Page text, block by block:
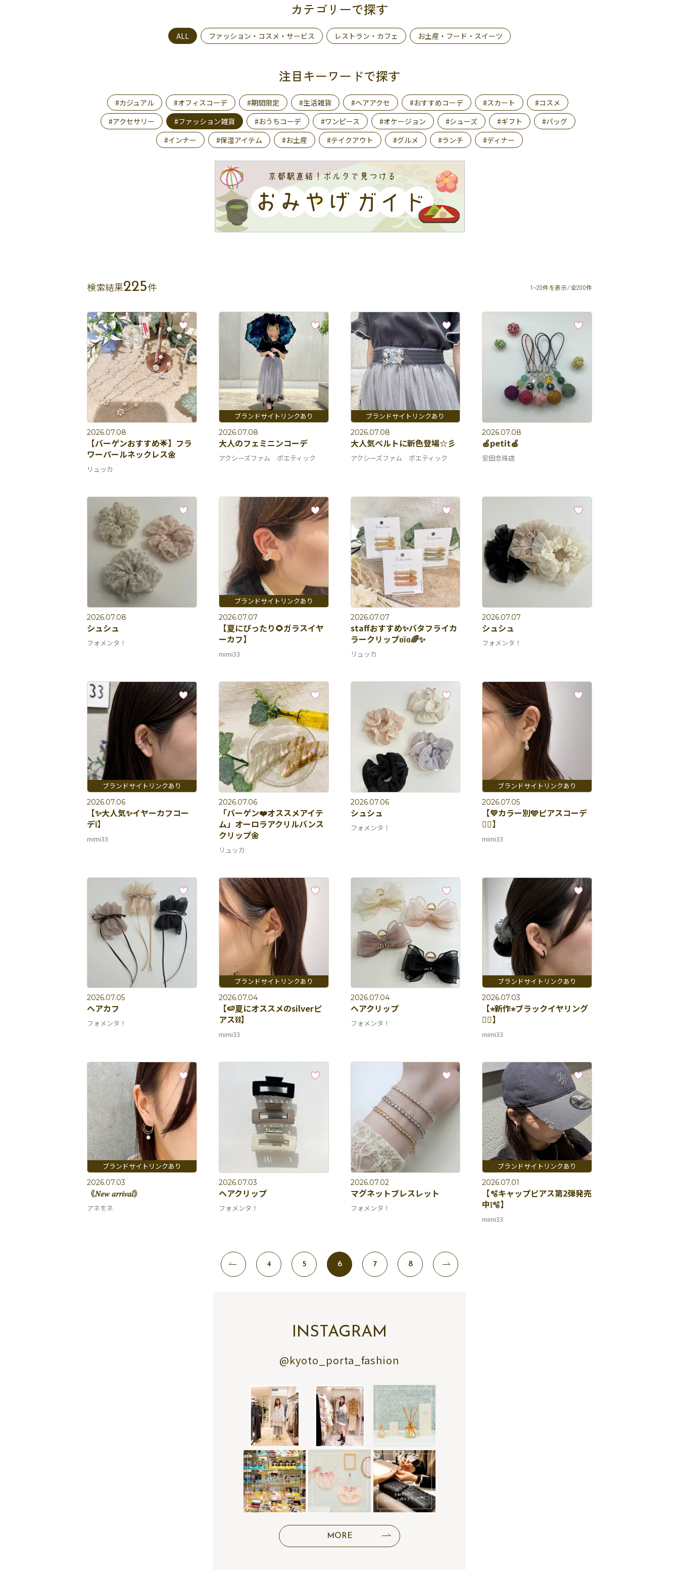
カテゴリーで探す
ALL ファッション・コスメ・サービス レストラン・カフェ お土産・フード・スイーツ
注目キーワードで探す
#カジュアル #オフィスコーデ #期間限定 #生活雑貨 #ヘアアクセ #おすすめコーデ #スカート
#コスメ
#アクセサリー
#ファッション雑貨 #おうちコーデ #ワンピース #オケージョン #シューズ #ギフト
#バッグ
#インナー
#保湿アイテム #お土産 #テイクアウト #グルメ #ランチ #ディナー
検索結果225件 1~20件を表示/全200件
2026.07.08
【バーゲンおすすめ🌟】フラ
ワーパールネックレス🌼
リュッカ
2026.07.08
大人のフェミニンコーデ
アクシーズファム ポエティック
2026.07.08
大人気ベルトに新色登場☆彡
アクシーズファム ポエティック
2026.07.08
🍏petit🍏
安田念珠店
2026.07.08
シュシュ
フォメンタ！
2026.07.07
【夏にぴったり🌻ガラスイヤ
ーカフ】
mimi33
2026.07.07
staffおすすめ✨バタフライカ
ラークリップʚїɞ🌈✨
リュッカ
2026.07.07
シュシュ
フォメンタ！
2026.07.06
【✨大人気✨イヤーカフコー
デ❕】
mimi33
2026.07.06
「バーゲン❤️オススメアイテ
ム」オーロラアクリルバンス
クリップ🌼
リュッカ
2026.07.06
シュシュ
フォメンタ！
2026.07.05
【💛カラー別🩵ピアスコーデ
👂🏻】
mimi33
2026.07.05
ヘアカフ
フォメンタ！
2026.07.04
【🍉夏にオススメのsilverピ
アス⛓️】
mimi33
2026.07.04
ヘアクリップ
フォメンタ！
2026.07.03
【⭐︎新作⭐︎ブラックイヤリング
🐕‍🦺】
mimi33
2026.07.03
《𝑁𝑒𝑤 𝑎𝑟𝑟𝑖𝑣𝑎𝑙》
アネモネ
2026.07.03
ヘアクリップ
フォメンタ！
2026.07.02
マグネットブレスレット
フォメンタ！
2026.07.01
【🫧キャップピアス第2弾発売
中❕🫧】
mimi33
4 5 6 7 8
INSTAGRAM
@kyoto_porta_fashion
MORE